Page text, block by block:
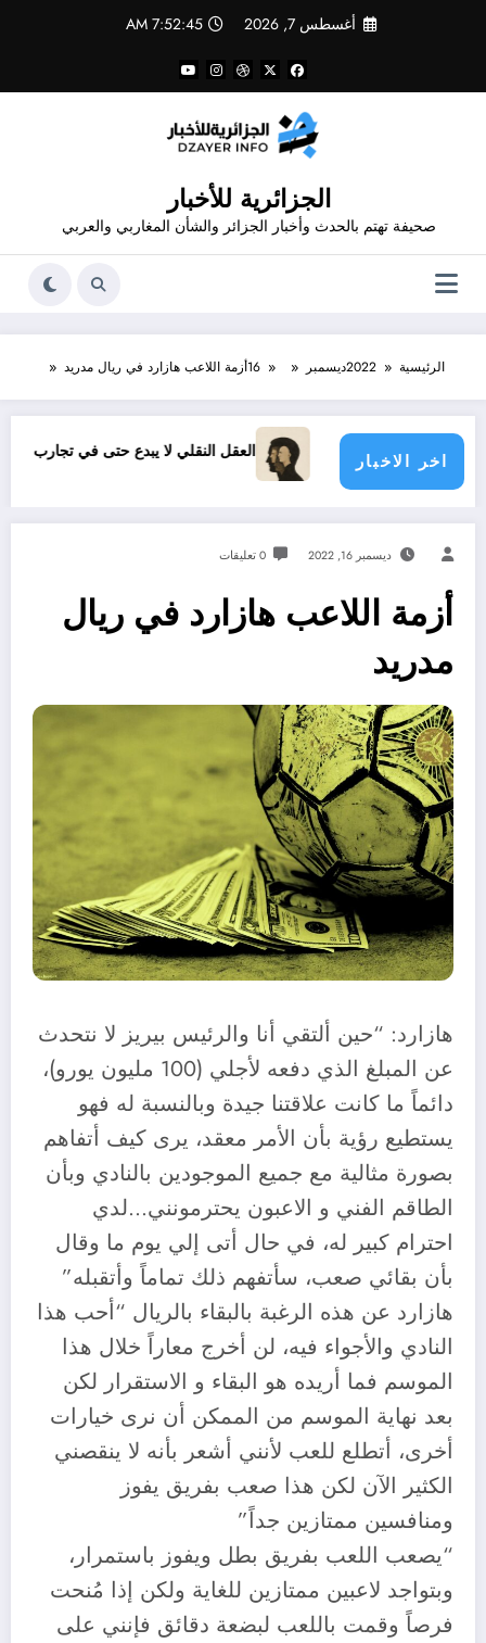
أغسطس 7, 2026 7:52:45 AM
الجزائرية للأخبار
صحيفة تهتم بالحدث وأخبار الجزائر والشأن المغاربي والعربي
الرئيسية 2022ديسمبر 16أزمة اللاعب هازارد في ريال مدريد
اخر الاخبار
ريال مدريد العقل النقلي لا يبدع حتى في تجارب حركات التحرر
ديسمبر 16, 2022 0 تعليقات
أزمة اللاعب هازارد في ريال
مدريد
هازارد: “حين ألتقي أنا والرئيس بيريز لا نتحدث
عن المبلغ الذي دفعه لأجلي (100 مليون يورو)،
دائماً ما كانت علاقتنا جيدة وبالنسبة له فهو
يستطيع رؤية بأن الأمر معقد، يرى كيف أتفاهم
بصورة مثالية مع جميع الموجودين بالنادي وبأن
الطاقم الفني و الاعبون يحترمونني…لدي
احترام كبير له، في حال أتى إلي يوم ما وقال
بأن بقائي صعب، سأتفهم ذلك تماماً وأتقبله”
هازارد عن هذه الرغبة بالبقاء بالريال “أحب هذا
النادي والأجواء فيه، لن أخرج معاراً خلال هذا
الموسم فما أريده هو البقاء و الاستقرار لكن
بعد نهاية الموسم من الممكن أن نرى خيارات
أخرى، أتطلع للعب لأنني أشعر بأنه لا ينقصني
الكثير الآن لكن هذا صعب بفريق يفوز
ومنافسين ممتازين جداً”
“يصعب اللعب بفريق بطل ويفوز باستمرار،
وبتواجد لاعبين ممتازين للغاية ولكن إذا مُنحت
فرصاً وقمت باللعب لبضعة دقائق فإنني على